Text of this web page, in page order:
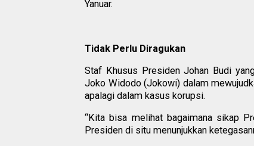
Yanuar.
Tidak Perlu Diragukan
Staf Khusus Presiden Johan Budi
Joko Widodo (Jokowi) dalam
apalagi dalam kasus korupsi.
“Kita bisa melihat bagaimana sikap
Presiden di situ menunjukkan